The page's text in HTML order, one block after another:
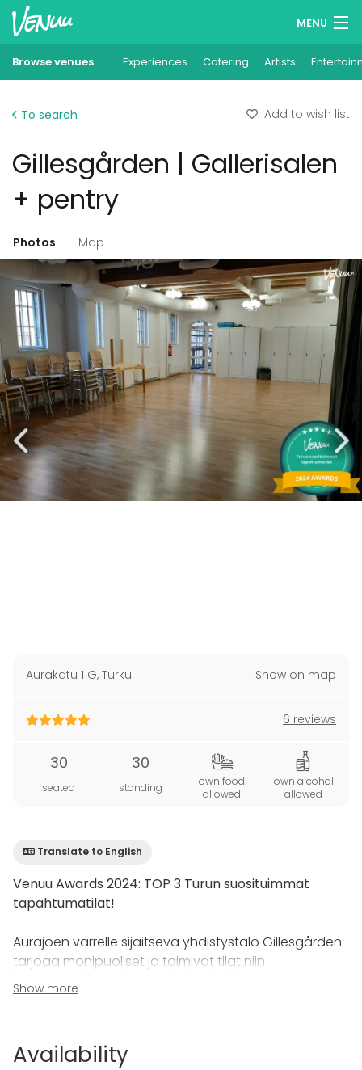
MENU
Wish lists
Add your venue
Browse venues Experiences Catering Artists
To search Add to wish list
Gillesgården | Gallerisalen
+ pentry
Photos Map
Aurakatu 1 G, Turku Show on map
6 reviews
30
seated
30
standing
own food
allowed
own alcohol
allowed
Translate to English
Venuu Awards 2024: TOP 3 Turun suosituimmat
tapahtumatilat!
Aurajoen varrelle sijaitseva yhdistystalo Gillesgården
tarjoaa monipuoliset ja toimivat tilat niin
kokoustamiseen, juhlaan kuin erilaisiin
harrastusmahdollisuuksiin.
paloa, aina 1700-luvun alkupuolelle saakka.
Show more
Availability